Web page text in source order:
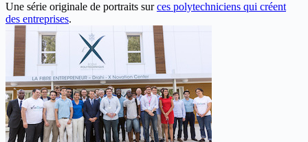
Une série originale de portraits surces polytechniciens qui créent
des entreprises.